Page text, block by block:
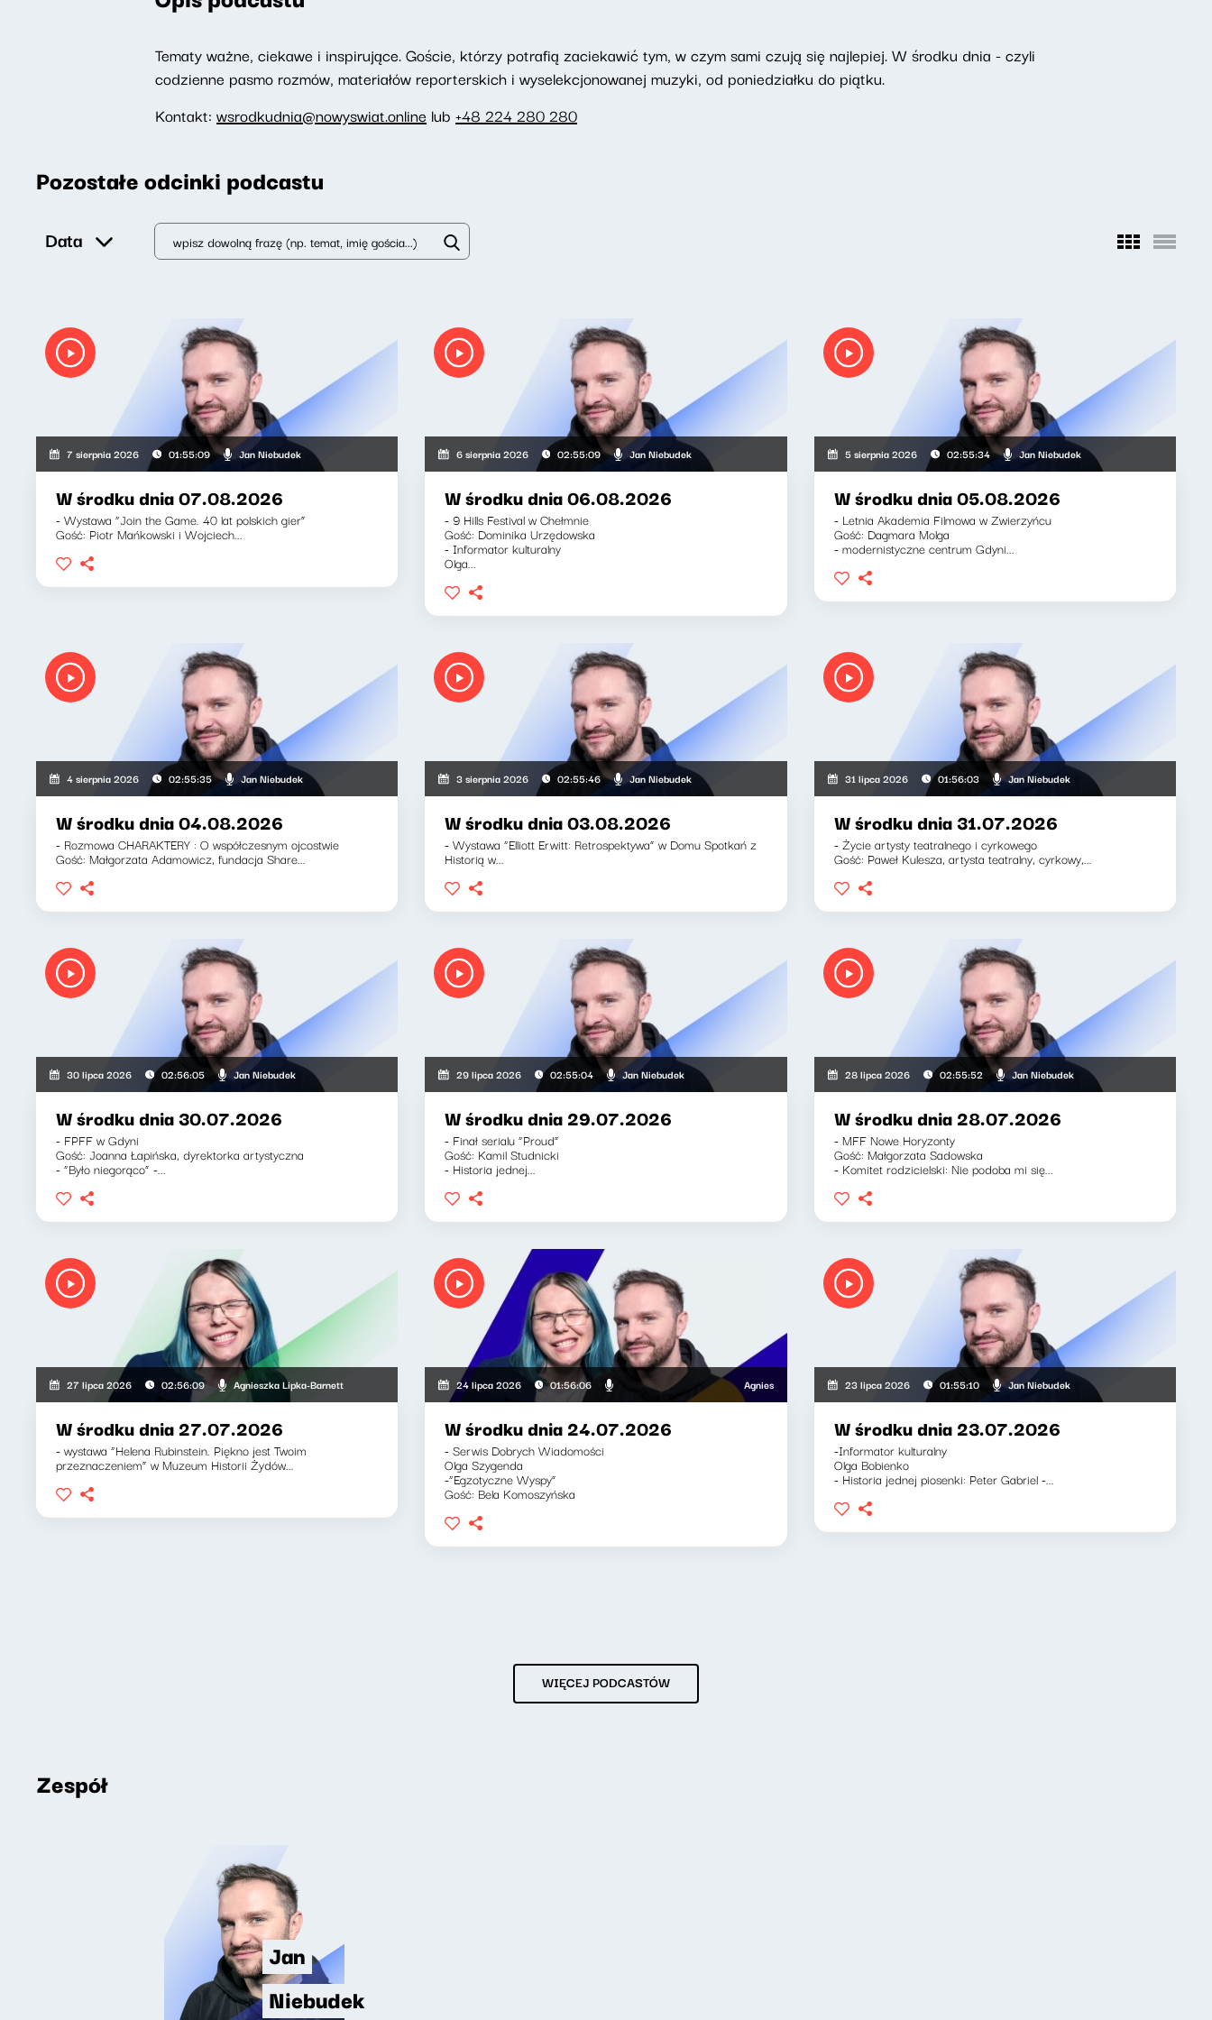
Tematy ważne, ciekawe i inspirujące. Goście, którzy potrafią zaciekawić tym, w czym sami czują się najlepiej. W środku dnia - czyli
codzienne pasmo rozmów, materiałów reporterskich i wyselekcjonowanej muzyki, od poniedziałku do piątku.
Kontakt: wsrodkudnia@nowyswiat.online lub +48 224 280 280
Pozostałe odcinki podcastu
Data
7 sierpnia 2026 01:55:09 Jan Niebudek
W środku dnia 07.08.2026
- Wystawa “Join the Game. 40 lat polskich gier”
Gość: Piotr Mańkowski i Wojciech...
6 sierpnia 2026 02:55:09 Jan Niebudek
W środku dnia 06.08.2026
- 9 Hills Festival w Chełmnie
Gość: Dominika Urzędowska
- Informator kulturalny
Olga...
5 sierpnia 2026 02:55:34 Jan Niebudek
W środku dnia 05.08.2026
- Letnia Akademia Filmowa w Zwierzyńcu
Gość: Dagmara Molga
- modernistyczne centrum Gdyni...
4 sierpnia 2026 02:55:35 Jan Niebudek
W środku dnia 04.08.2026
- Rozmowa CHARAKTERY : O współczesnym ojcostwie
Gość: Małgorzata Adamowicz, fundacja Share...
3 sierpnia 2026 02:55:46 Jan Niebudek
W środku dnia 03.08.2026
- Wystawa “Elliott Erwitt: Retrospektywa” w Domu Spotkań z
Historią w...
31 lipca 2026 01:56:03 Jan Niebudek
W środku dnia 31.07.2026
- Życie artysty teatralnego i cyrkowego
Gość: Paweł Kulesza, artysta teatralny, cyrkowy,...
30 lipca 2026 02:56:05 Jan Niebudek
W środku dnia 30.07.2026
- FPFF w Gdyni
Gość: Joanna Łapińska, dyrektorka artystyczna
- “Było niegorąco” -...
29 lipca 2026 02:55:04 Jan Niebudek
W środku dnia 29.07.2026
- Finał serialu “Proud”
Gość: Kamil Studnicki
- Historia jednej...
28 lipca 2026 02:55:52 Jan Niebudek
W środku dnia 28.07.2026
- MFF Nowe Horyzonty
Gość: Małgorzata Sadowska
- Komitet rodzicielski: Nie podoba mi się...
27 lipca 2026 02:56:09 Agnieszka Lipka-Barnett
W środku dnia 27.07.2026
- wystawa “Helena Rubinstein. Piękno jest Twoim
przeznaczeniem” w Muzeum Historii Żydów...
24 lipca 2026 01:56:06 Agnieszka Lipka-Barnett, Jan Niebudek
W środku dnia 24.07.2026
- Serwis Dobrych Wiadomości
Olga Szygenda
-“Egzotyczne Wyspy”
Gość: Bela Komoszyńska
23 lipca 2026 01:55:10 Jan Niebudek
W środku dnia 23.07.2026
-Informator kulturalny
Olga Bobienko
- Historia jednej piosenki: Peter Gabriel -...
WIĘCEJ PODCASTÓW
Zespół
Jan
Niebudek